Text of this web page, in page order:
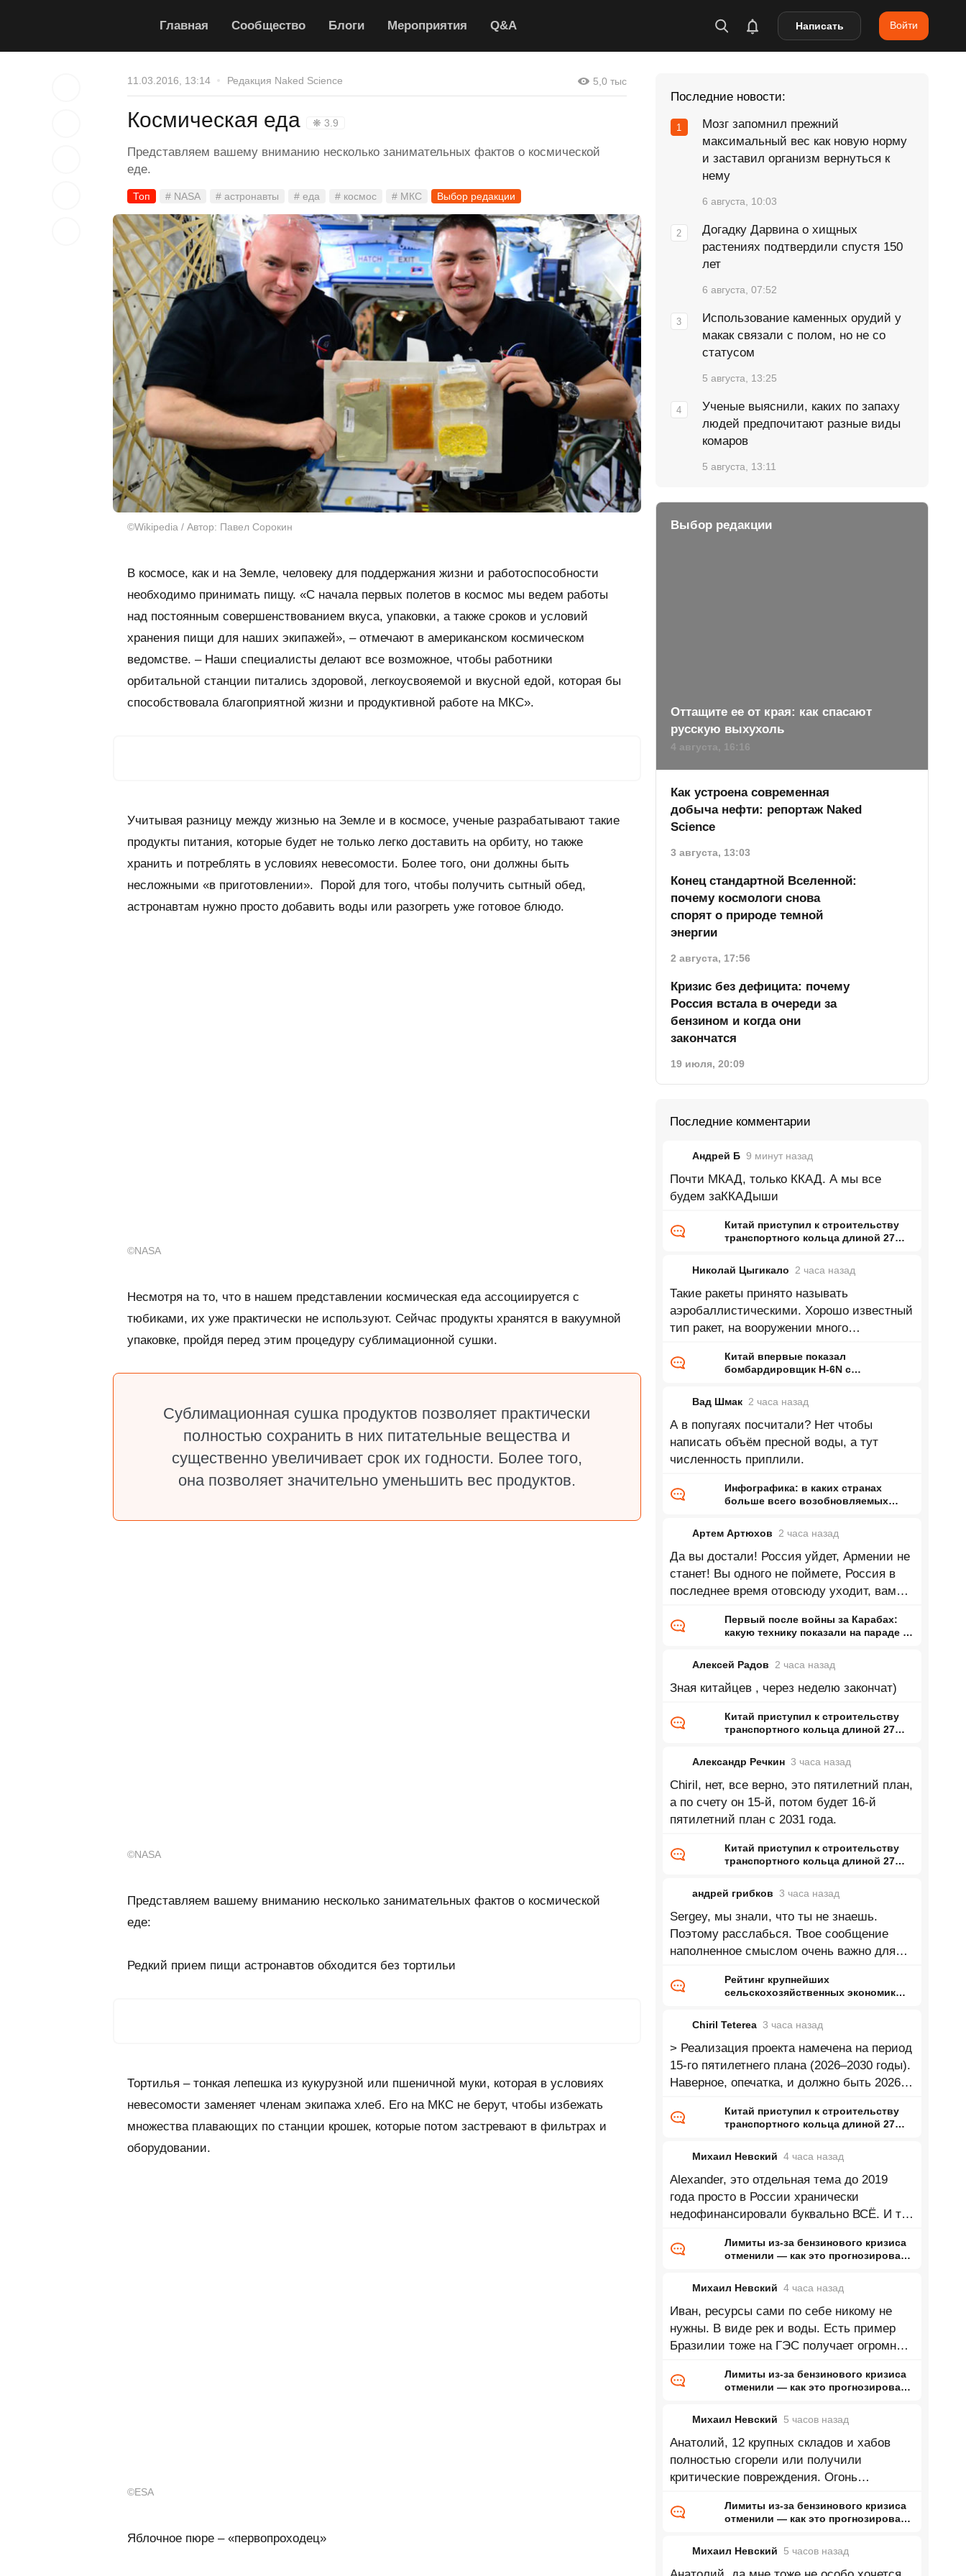
Главная Сообщество Блоги Мероприятия Q&A Написать Войти
11.03.2016, 13:14 Редакция Naked Science 5,0 тыс
Космическая еда ❋ 3.9
Представляем вашему вниманию несколько занимательных фактов о космической
еде.
Топ # NASA # астронавты # еда # космос # МКС Выбор редакции
©Wikipedia / Автор: Павел Сорокин
В космосе, как и на Земле, человеку для поддержания жизни и работоспособности
необходимо принимать пищу. «С начала первых полетов в космос мы ведем работы
над постоянным совершенствованием вкуса, упаковки, а также сроков и условий
хранения пищи для наших экипажей», – отмечают в американском космическом
ведомстве. – Наши специалисты делают все возможное, чтобы работники
орбитальной станции питались здоровой, легкоусвояемой и вкусной едой, которая бы
способствовала благоприятной жизни и продуктивной работе на МКС».
Учитывая разницу между жизнью на Земле и в космосе, ученые разрабатывают такие
продукты питания, которые будет не только легко доставить на орбиту, но также
хранить и потреблять в условиях невесомости. Более того, они должны быть
несложными «в приготовлении». Порой для того, чтобы получить сытный обед,
астронавтам нужно просто добавить воды или разогреть уже готовое блюдо.
©NASA
Несмотря на то, что в нашем представлении космическая еда ассоциируется с
тюбиками, их уже практически не используют. Сейчас продукты хранятся в вакуумной
упаковке, пройдя перед этим процедуру сублимационной сушки.
Сублимационная сушка продуктов позволяет практически
полностью сохранить в них питательные вещества и
существенно увеличивает срок их годности. Более того,
она позволяет значительно уменьшить вес продуктов.
©NASA
Представляем вашему вниманию несколько занимательных фактов о космической
еде:
Редкий прием пищи астронавтов обходится без тортильи
Тортилья – тонкая лепешка из кукурузной или пшеничной муки, которая в условиях
невесомости заменяет членам экипажа хлеб. Его на МКС не берут, чтобы избежать
множества плавающих по станции крошек, которые потом застревают в фильтрах и
оборудовании.
©ESA
Яблочное пюре – «первопроходец»
Последние новости:
Мозг запомнил прежний
максимальный вес как новую норму
и заставил организм вернуться к
нему
6 августа, 10:03
Догадку Дарвина о хищных
растениях подтвердили спустя 150
лет
6 августа, 07:52
Использование каменных орудий у
макак связали с полом, но не со
статусом
5 августа, 13:25
Ученые выяснили, каких по запаху
людей предпочитают разные виды
комаров
5 августа, 13:11
Выбор редакции
Оттащите ее от края: как спасают
русскую выхухоль
4 августа, 16:16
Как устроена современная
добыча нефти: репортаж Naked
Science
3 августа, 13:03
Конец стандартной Вселенной:
почему космологи снова
спорят о природе темной
энергии
2 августа, 17:56
Кризис без дефицита: почему
Россия встала в очереди за
бензином и когда они
закончатся
19 июля, 20:09
Последние комментарии
Андрей Б 9 минут назад
Почти МКАД, только ККАД. А мы все
будем заККАДыши
Китай приступил к строительству
транспортного кольца длиной 27
Николай Цыгикало
2 часа назад
Такие ракеты принято называть
аэробаллистическими. Хорошо известный
тип ракет, на вооружении много
Китай впервые показал
бомбардировщик H-6N с
Вад Шмак 2 часа назад
А в попугаях посчитали? Нет чтобы
написать объём пресной воды, а тут
численность приплили.
Инфографика: в каких странах
больше всего возобновляемых
Артем Артюхов 2 часа назад
Да вы достали! Россия уйдет, Армении не
станет! Вы одного не поймете, Россия в
последнее время отовсюду уходит, вам
Первый после войны за Карабах:
какую технику показали на параде в
Алексей Радов
2 часа назад
Зная китайцев , через неделю закончат)
Китай приступил к строительству
транспортного кольца длиной 27
Александр Речкин 3 часа назад
Chiril, нет, все верно, это пятилетний план,
а по счету он 15-й, потом будет 16-й
пятилетний план с 2031 года.
Китай приступил к строительству
транспортного кольца длиной 27
андрей грибков 3 часа назад
Sergey, мы знали, что ты не знаешь.
Поэтому расслабься. Твое сообщение
наполненное смыслом очень важно для
Рейтинг крупнейших
сельскохозяйственных экономик
Chiril Teterea 3 часа назад
> Реализация проекта намечена на период
15-го пятилетнего плана (2026–2030 годы).
Наверное, опечатка, и должно быть 2026-
Китай приступил к строительству
транспортного кольца длиной 27
Михаил Невский 4 часа назад
Alexander, это отдельная тема до 2019
года просто в России хранически
недофинансировали буквально ВСЁ. И то
отчасти
Лимиты из-за бензинового кризиса
отменили — как это прогнозировал
Михаил Невский 4 часа назад
Иван, ресурсы сами по себе никому не
нужны. В виде рек и воды. Есть пример
Бразилии тоже на ГЭС получает огромную
Лимиты из-за бензинового кризиса
отменили — как это прогнозировал
Михаил Невский
5 часов назад
Анатолий, 12 крупных складов и хабов
полностью сгорели или получили
критические повреждения. Огонь
складскихЛимиты из-за бензинового кризиса
отменили — как это прогнозировал
Михаил Невский
5 часов назад